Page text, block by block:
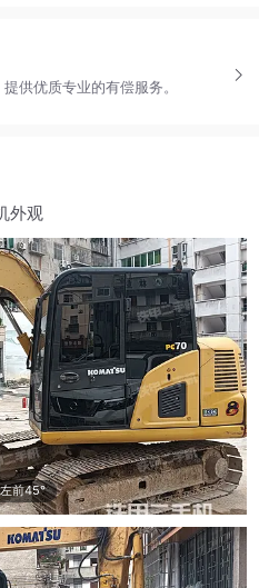
供优质专业的有偿服务。
外观
前45°